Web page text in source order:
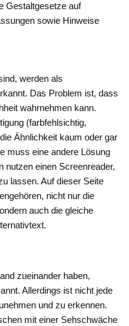
Gestaltgesetze auf
sowie Hinweise
werden als
Das Problem ist, dass
wahrnehmen kann.
(farbfehlsichtig,
Ähnlichkeit kaum oder gar
muss eine andere Lösung
nutzen einen Screenreader,
lassen. Auf dieser Seite
nicht nur die
auch die gleiche
zueinander haben,
Allerdings ist nicht jede
und zu erkennen.
mit einer Sehschwäche